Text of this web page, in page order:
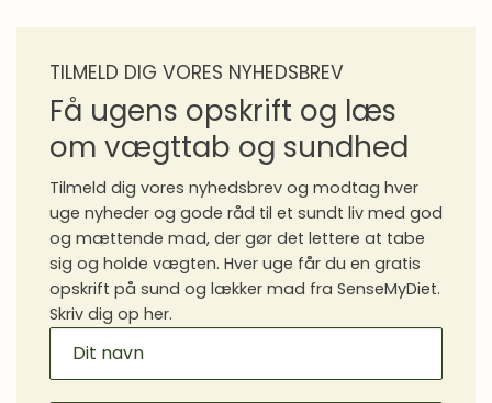
Dag 21 Dag 21 Sæt tre mål
TILMELD DIG VORES NYHEDSBREV
Få ugens opskrift og læs
om vægttab og sundhed
Tilmeld dig vores nyhedsbrev og modtag hver
uge nyheder og gode råd til et sundt liv med god
og mættende mad, der gør det lettere at tabe
sig og holde vægten. Hver uge får du en gratis
opskrift på sund og lækker mad fra SenseMyDiet.
Skriv dig op her.
MAILCHIMP
SIGNUP